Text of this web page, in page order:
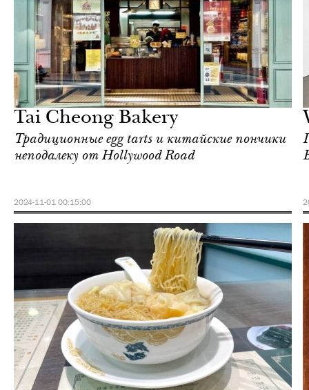
Tai Cheong Bakery
Традиционные egg tarts и китайские пончики
неподалеку от Hollywood Road
2024-11-01 00:15:00
жизнь